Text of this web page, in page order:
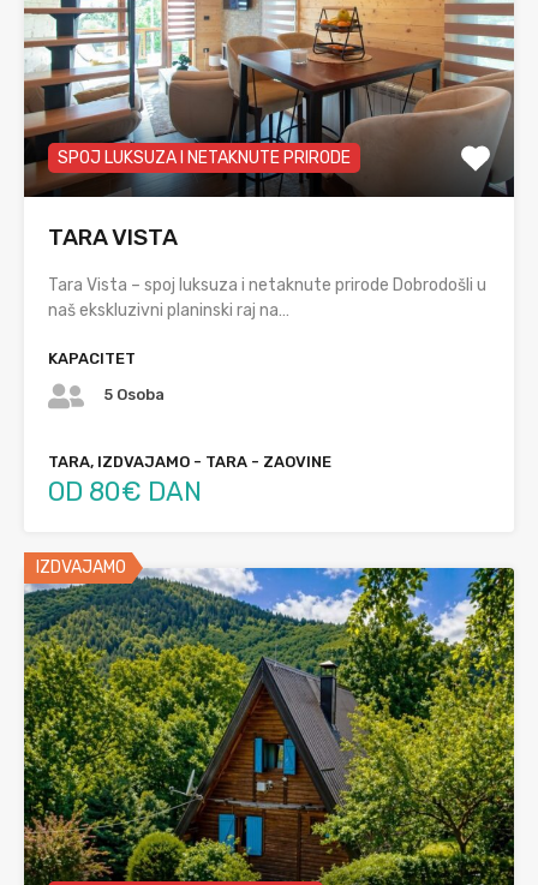
SPOJ LUKSUZA I NETAKNUTE PRIRODE
TARA VISTA
Tara Vista – spoj luksuza i netaknute prirode Dobrodošli u
naš ekskluzivni planinski raj na…
KAPACITET
5 Osoba
TARA, IZDVAJAMO - TARA - ZAOVINE
OD 80€ DAN
IZDVAJAMO